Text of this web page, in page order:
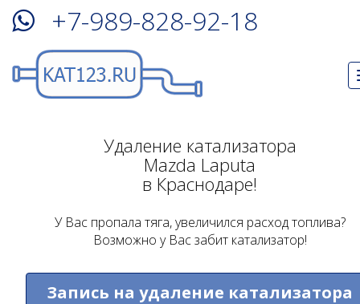
+7-989-828-92-18
Удаление катализатора
Mazda Laputa
в Краснодаре!
У Вас пропала тяга, увеличился расход топлива?
Возможно у Вас забит катализатор!
Запись на удаление катализатора